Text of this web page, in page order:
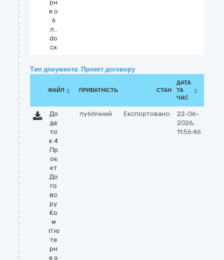
рн
е о
б
л..
do
cx
Тип документа: Проект договору
ФАЙЛ ПРИВАТНІСТЬ СТАН
ДАТА
ТА
ЧАС
До
да
то
к 4
Пр
оє
кт
До
го
во
ру
Ко
м
п'ю
те
рн
е о
публічний Експортовано:
22-06-
2026,
11:56:46